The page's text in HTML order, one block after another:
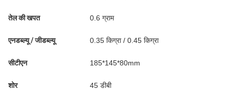
तेल की खपत 0.6 ग्राम
एनडब्ल्यू / जीडब्ल्यू 0.35 किग्रा / 0.45 किग्रा
सीटीएन 185*145*80mm
शोर 45 डीबी